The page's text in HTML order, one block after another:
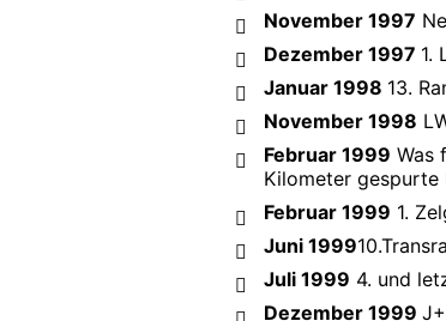
November 1997
Dezember 1997 1.
Januar 1998 13.
November 1998
Februar 1999 Was
Kilometer gespurte
Februar 1999 1.
Juni 1999
Juli 1999 4. und
Dezember 1999